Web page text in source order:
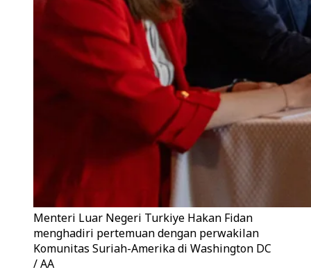
Menteri Luar Negeri Turkiye Hakan Fidan
menghadiri pertemuan dengan perwakilan
Komunitas Suriah-Amerika di Washington DC
/ AA